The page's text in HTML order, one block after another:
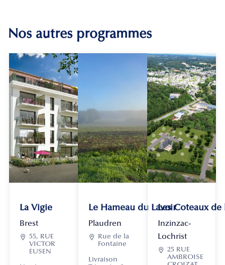
Nos autres programmes
La Vigie
Brest
 55, RUE
VICTOR
EUSEN
Le Hameau du Lavoir
Plaudren

Rue de la
Fontaine
Livraison
Les Coteaux
Inzinzac-
Lochrist
 25 RUE
AMBROISE